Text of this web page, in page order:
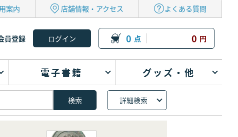
案内 店舗情報・アクセス よくある質問
員登録 0 点 0 円
電子書籍 グッズ・他
詳細検索